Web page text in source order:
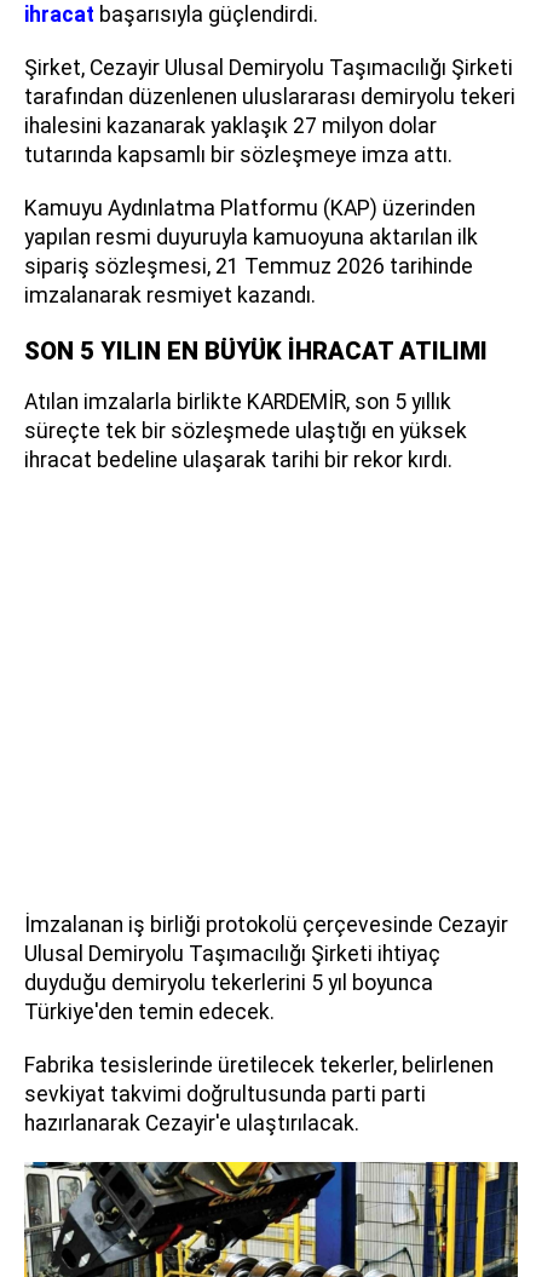
ihracat başarısıyla güçlendirdi.
Şirket, Cezayir Ulusal Demiryolu Taşımacılığı Şirketi
tarafından düzenlenen uluslararası demiryolu tekeri
ihalesini kazanarak yaklaşık 27 milyon dolar
tutarında kapsamlı bir sözleşmeye imza attı.
Kamuyu Aydınlatma Platformu (KAP) üzerinden
yapılan resmi duyuruyla kamuoyuna aktarılan ilk
sipariş sözleşmesi, 21 Temmuz 2026 tarihinde
imzalanarak resmiyet kazandı.
SON 5 YILIN EN BÜYÜK İHRACAT ATILIMI
Atılan imzalarla birlikte KARDEMİR, son 5 yıllık
süreçte tek bir sözleşmede ulaştığı en yüksek
ihracat bedeline ulaşarak tarihi bir rekor kırdı.
İmzalanan iş birliği protokolü çerçevesinde Cezayir
Ulusal Demiryolu Taşımacılığı Şirketi ihtiyaç
duyduğu demiryolu tekerlerini 5 yıl boyunca
Türkiye'den temin edecek.
Fabrika tesislerinde üretilecek tekerler, belirlenen
sevkiyat takvimi doğrultusunda parti parti
hazırlanarak Cezayir'e ulaştırılacak.